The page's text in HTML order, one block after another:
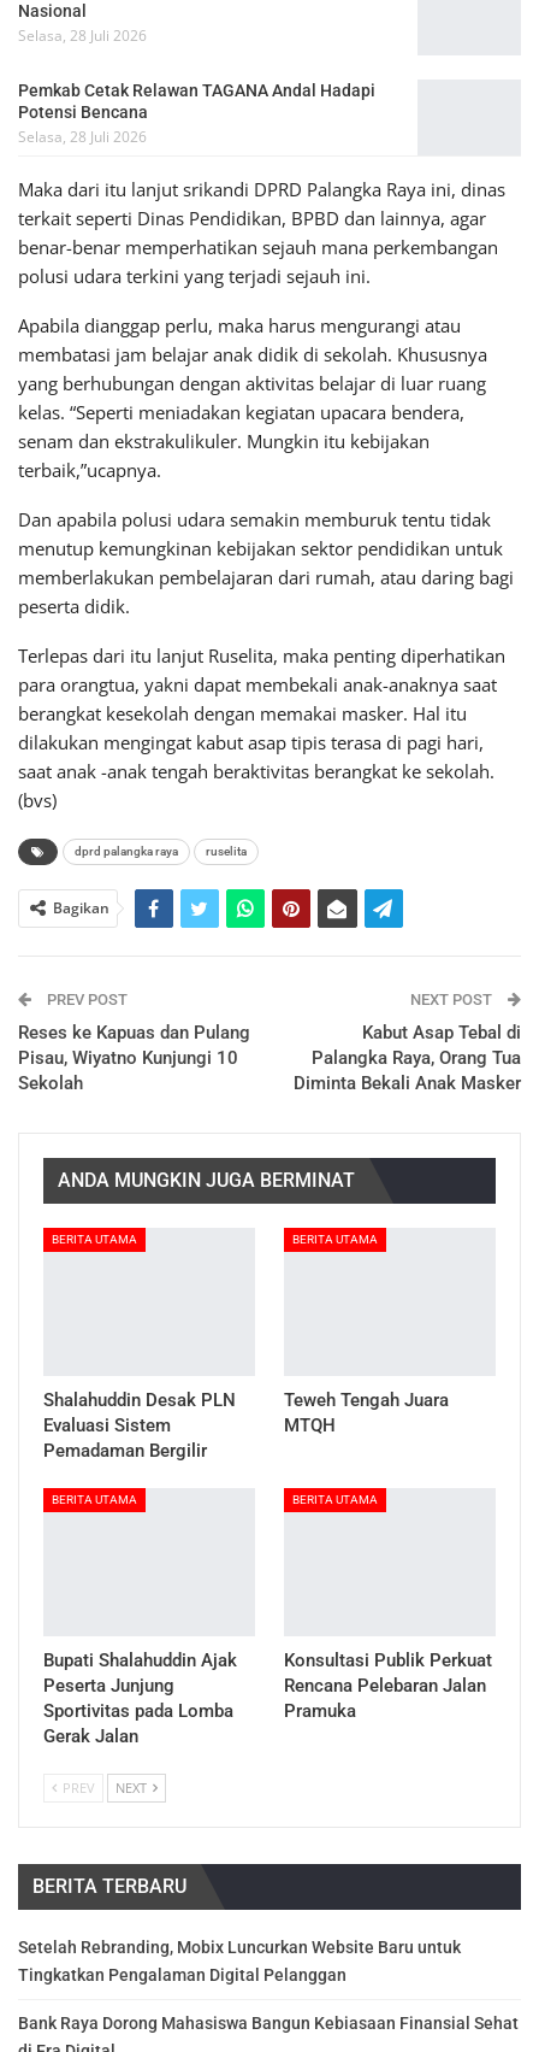
Nasional
Selasa, 28 Juli 2026
Pemkab Cetak Relawan TAGANA Andal Hadapi
Potensi Bencana
Selasa, 28 Juli 2026
Maka dari itu lanjut srikandi DPRD Palangka Raya ini, dinas
terkait seperti Dinas Pendidikan, BPBD dan lainnya, agar
benar-benar memperhatikan sejauh mana perkembangan
polusi udara terkini yang terjadi sejauh ini.
Apabila dianggap perlu, maka harus mengurangi atau
membatasi jam belajar anak didik di sekolah. Khususnya
yang berhubungan dengan aktivitas belajar di luar ruang
kelas. “Seperti meniadakan kegiatan upacara bendera,
senam dan ekstrakulikuler. Mungkin itu kebijakan
terbaik,”ucapnya.
Dan apabila polusi udara semakin memburuk tentu tidak
menutup kemungkinan kebijakan sektor pendidikan untuk
memberlakukan pembelajaran dari rumah, atau daring bagi
peserta didik.
Terlepas dari itu lanjut Ruselita, maka penting diperhatikan
para orangtua, yakni dapat membekali anak-anaknya saat
berangkat kesekolah dengan memakai masker. Hal itu
dilakukan mengingat kabut asap tipis terasa di pagi hari,
saat anak -anak tengah beraktivitas berangkat ke sekolah.
(bvs)
dprd palangka raya ruselita
Bagikan
PREV POST
Reses ke Kapuas dan Pulang
Pisau, Wiyatno Kunjungi 10
Sekolah
NEXT POST
Kabut Asap Tebal di
Palangka Raya, Orang Tua
Diminta Bekali Anak Masker
ANDA MUNGKIN JUGA BERMINAT
BERITA UTAMA
Shalahuddin Desak PLN
Evaluasi Sistem
Pemadaman Bergilir
BERITA UTAMA
Teweh Tengah Juara
MTQH
BERITA UTAMA
Bupati Shalahuddin Ajak
Peserta Junjung
Sportivitas pada Lomba
Gerak Jalan
BERITA UTAMA
Konsultasi Publik Perkuat
Rencana Pelebaran Jalan
Pramuka
PREV NEXT
BERITA TERBARU
Setelah Rebranding, Mobix Luncurkan Website Baru untuk
Tingkatkan Pengalaman Digital Pelanggan
Bank Raya Dorong Mahasiswa Bangun Kebiasaan Finansial Sehat